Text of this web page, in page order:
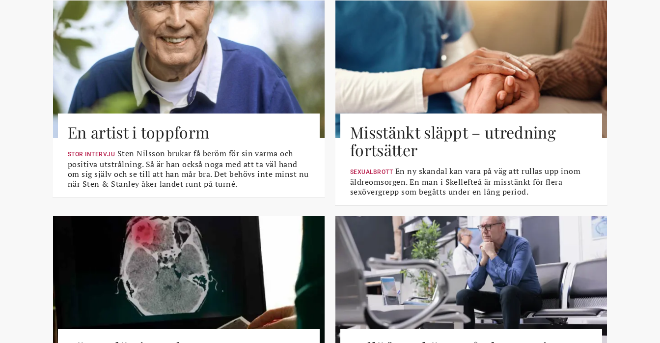
En artist i toppform
STOR INTERVJU Sten Nilsson brukar få beröm för sin varma och
positiva utstrålning. Så är han också noga med att ta väl hand
om sig själv och se till att han mår bra. Det behövs inte minst nu
när Sten & Stanley åker landet runt på turné.
Misstänkt släppt – utredning
fortsätter
SEXUALBROTT En ny skandal kan vara på väg att rullas upp inom
äldreomsorgen. En man i Skellefteå är misstänkt för flera
sexövergrepp som begåtts under en lång period.